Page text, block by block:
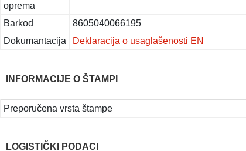
oprema
Barkod
8605040066195
Dokumantacija
Deklaracija o usaglašenosti EN
INFORMACIJE O ŠTAMPI
Preporučena vrsta štampe
LOGISTIČKI PODACI